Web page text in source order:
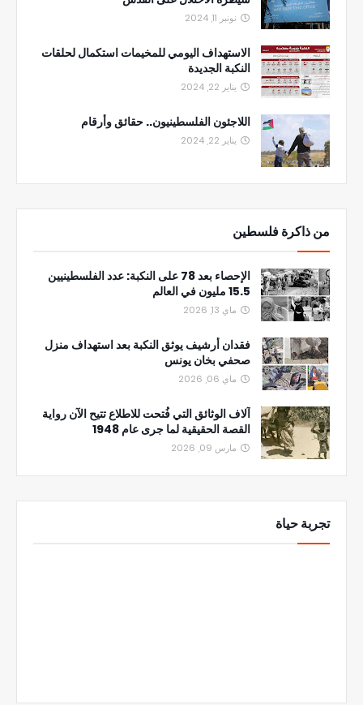
نونبر 11, 2024
الاستهداف اليومي للمخيمات استكمال لحلقات
النكبة الجديدة
يناير 22, 2024
اللاجئون الفلسطينيون.. حقائق وأرقام
يناير 22, 2024
من ذاكرة فلسطين
الإحصاء بعد 78 على النكبة: عدد الفلسطينيين
15.5 مليون في العالم
ماي 13, 2026
فقدان أرشيف يوثق النكبة بعد استهداف منزل
صحفي بخان يونس
ماي 06, 2026
آلاف الوثائق التي فُتحت للاطلاع تتيح الآن رواية
القصة الحقيقية لما جرى عام 1948
مارس 09, 2026
تجربة حياة